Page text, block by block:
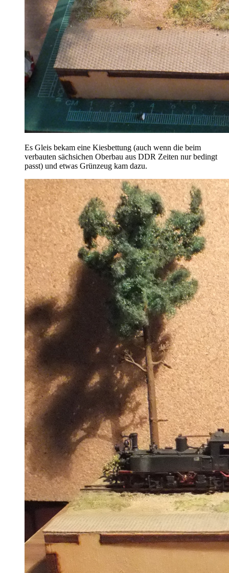
Es Gleis bekam eine Kiesbettung (auch wenn die beim
verbauten sächsichen Oberbau aus DDR Zeiten nur bedingt
passt) und etwas Grünzeug kam dazu.